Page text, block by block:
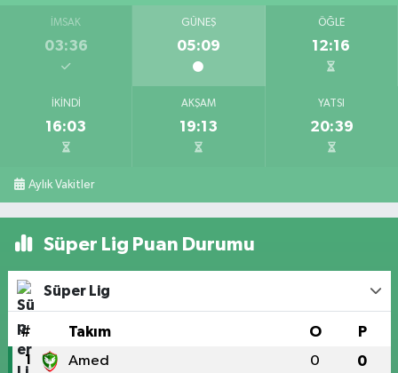
İMSAK
03:36
GÜNEŞ
05:09
ÖĞLE
12:16
İKINDI
16:03
AKŞAM
19:13
YATSI
20:39
Aylık Vakitler
Süper Lig Puan Durumu
Süper Lig
# Takım O P
1 Amed 0 0